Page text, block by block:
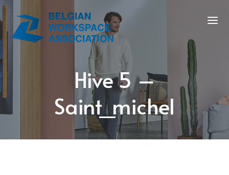
Hive 5 –
Saint_michel